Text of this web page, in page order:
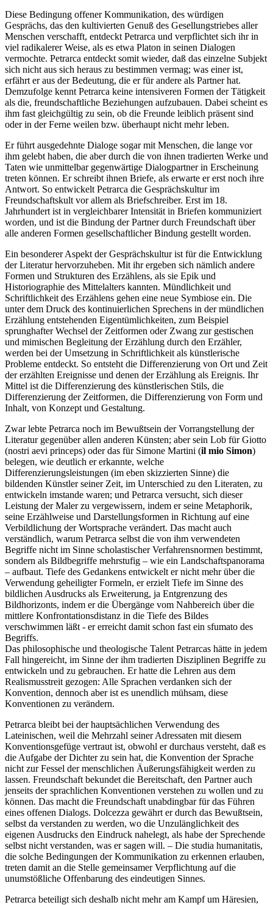
Diese Bedingung offener Kommunikation, des würdigen
Gesprächs, das den kultivierten Genuß des Gesellungstriebes aller
Menschen verschafft, entdeckt Petrarca und verpflichtet sich ihr in
viel radikalerer Weise, als es etwa Platon in seinen Dialogen
vermochte. Petrarca entdeckt somit wieder, daß das einzelne Subjekt
sich nicht aus sich heraus zu bestimmen vermag; was einer ist,
erfährt er aus der Bedeutung, die er für andere als Partner hat.
Demzufolge kennt Petrarca keine intensiveren Formen der Tätigkeit
als die, freundschaftliche Beziehungen aufzubauen. Dabei scheint es
ihm fast gleichgültig zu sein, ob die Freunde leiblich präsent sind
oder in der Ferne weilen bzw. überhaupt nicht mehr leben.
Er führt ausgedehnte Dialoge sogar mit Menschen, die lange vor
ihm gelebt haben, die aber durch die von ihnen tradierten Werke und
Taten wie unmittelbar gegenwärtige Dialogpartner in Erscheinung
treten können. Er schreibt ihnen Briefe, als erwarte er erst noch ihre
Antwort. So entwickelt Petrarca die Gesprächskultur im
Freundschaftskult vor allem als Briefschreiber. Erst im 18.
Jahrhundert ist in vergleichbarer Intensität in Briefen kommuniziert
worden, und ist die Bindung der Partner durch Freundschaft über
alle anderen Formen gesellschaftlicher Bindung gestellt worden.
Ein besonderer Aspekt der Gesprächskultur ist für die Entwicklung
der Literatur hervorzuheben. Mit ihr ergeben sich nämlich andere
Formen und Strukturen des Erzählens, als sie Epik und
Historiographie des Mittelalters kannten. Mündlichkeit und
Schriftlichkeit des Erzählens gehen eine neue Symbiose ein. Die
unter dem Druck des kontinuierlichen Sprechens in der mündlichen
Erzählung entstehenden Eigentümlichkeiten, zum Beispiel
sprunghafter Wechsel der Zeitformen oder Zwang zur gestischen
und mimischen Begleitung der Erzählung durch den Erzähler,
werden bei der Umsetzung in Schriftlichkeit als künstlerische
Probleme entdeckt. So entsteht die Differenzierung von Ort und Zeit
der erzählten Ereignisse und denen der Erzählung als Ereignis. Ihr
Mittel ist die Differenzierung des künstlerischen Stils, die
Differenzierung der Zeitformen, die Differenzierung von Form und
Inhalt, von Konzept und Gestaltung.
Zwar lebte Petrarca noch im Bewußtsein der Vorrangstellung der
Literatur gegenüber allen anderen Künsten; aber sein Lob für Giotto
(nostri aevi princeps) oder das für Simone Martini (il mio Simon)
belegen, wie deutlich er erkannte, welche
Differenzierungsleistungen (im eben skizzierten Sinne) die
bildenden Künstler seiner Zeit, im Unterschied zu den Literaten, zu
entwickeln imstande waren; und Petrarca versucht, sich dieser
Leistung der Maler zu vergewissern, indem er seine Metaphorik,
seine Erzählweise und Darstellungsformen in Richtung auf eine
Verbildlichung der Wortsprache verändert. Das macht auch
verständlich, warum Petrarca selbst die von ihm verwendeten
Begriffe nicht im Sinne scholastischer Verfahrensnormen bestimmt,
sondern als Bildbegriffe mehrstufig – wie ein Landschaftspanorama
– aufbaut. Tiefe des Gedankens entwickelt er nicht mehr über die
Verwendung geheiligter Formeln, er erzielt Tiefe im Sinne des
bildlichen Ausdrucks als Erweiterung, ja Entgrenzung des
Bildhorizonts, indem er die Übergänge vom Nahbereich über die
mittlere Konfrontationsdistanz in die Tiefe des Bildes
verschwimmen läßt - er erreicht damit schon fast ein sfumato des
Begriffs.
Das philosophische und theologische Talent Petrarcas hätte in jedem
Fall hingereicht, im Sinne der ihm tradierten Disziplinen Begriffe zu
entwickeln und zu gebrauchen. Er hatte die Lehren aus dem
Realismusstreit gezogen: Alle Sprachen verdanken sich der
Konvention, dennoch aber ist es unendlich mühsam, diese
Konventionen zu verändern.
Petrarca bleibt bei der hauptsächlichen Verwendung des
Lateinischen, weil die Mehrzahl seiner Adressaten mit diesem
Konventionsgefüge vertraut ist, obwohl er durchaus versteht, daß es
die Aufgabe der Dichter zu sein hat, die Konvention der Sprache
nicht zur Fessel der menschlichen Äußerungsfähigkeit werden zu
lassen. Freundschaft bekundet die Bereitschaft, den Partner auch
jenseits der sprachlichen Konventionen verstehen zu wollen und zu
können. Das macht die Freundschaft unabdingbar für das Führen
eines offenen Dialogs. Dolcezza gewährt er durch das Bewußtsein,
selbst da verstanden zu werden, wo die Unzulänglichkeit des
eigenen Ausdrucks den Eindruck nahelegt, als habe der Sprechende
selbst nicht verstanden, was er sagen will. – Die studia humanitatis,
die solche Bedingungen der Kommunikation zu erkennen erlauben,
treten damit an die Stelle gemeinsamer Verpflichtung auf die
unumstößliche Offenbarung des eindeutigen Sinnes.
Petrarca beteiligt sich deshalb nicht mehr am Kampf um Häresien,